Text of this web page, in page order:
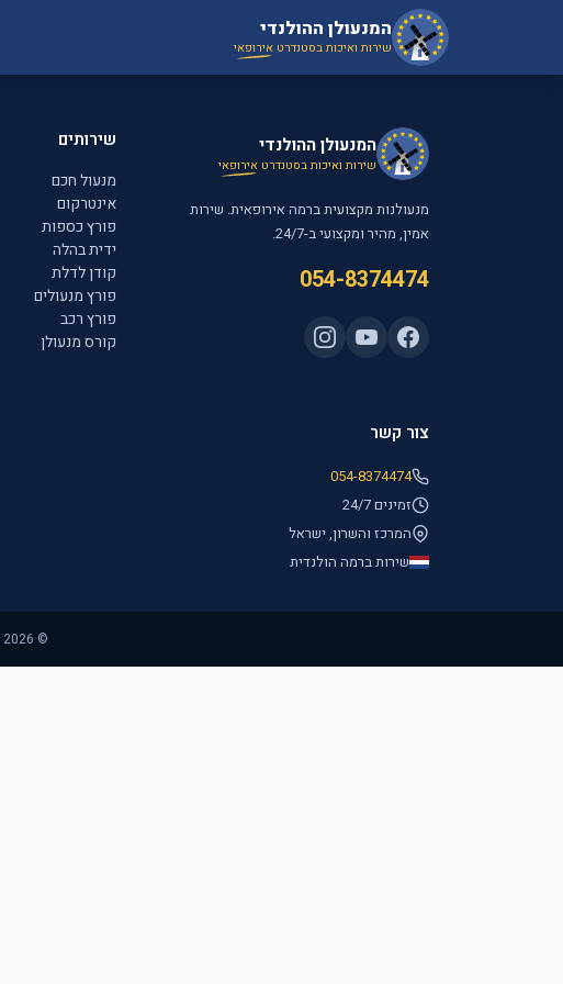
המנעולן ההולנדי
שירות ואיכות בסטנדרט אירופאי
המנעולן ההולנדי
שירות ואיכות בסטנדרט אירופאי
מנעולנות מקצועית ברמה אירופאית. שירות
אמין, מהיר ומקצועי ב-24/7.
054-8374474
שירותים
מנעול חכם
אינטרקום
פורץ כספות
ידית בהלה
קודן לדלת
פורץ מנעולים
פורץ רכב
קורס מנעולן
צור קשר
054-8374474
זמינים 24/7
המרכז והשרון, ישראל
שירות ברמה הולנדית
©
2026